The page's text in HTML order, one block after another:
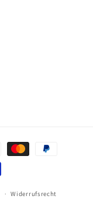
Widerrufsrecht